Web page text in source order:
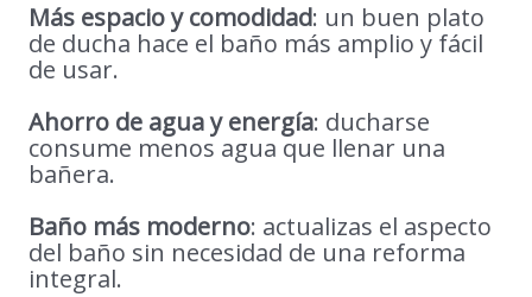
Más espacio y comodidad: un buen plato
de ducha hace el baño más amplio y fácil
de usar.
Ahorro de agua y energía: ducharse
consume menos agua que llenar una
bañera.
Baño más moderno: actualizas el aspecto
del baño sin necesidad de una reforma
integral.